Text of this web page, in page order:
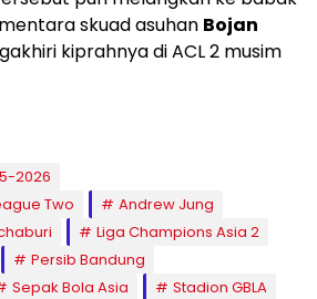
skuad asuhan Bojan
kiprahnya di ACL 2 musim
2026
Two
Andrew Jung
Liga Champions Asia 2
Persib Bandung
Sepak Bola Asia
Stadion GBLA